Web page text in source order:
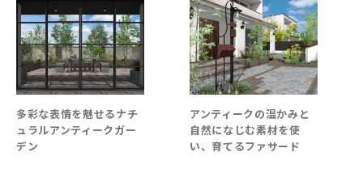
アンティークの温かみと
自然になじむ素材を使
多彩な表情を魅せるナチ
ュラルアンティークガー
デン